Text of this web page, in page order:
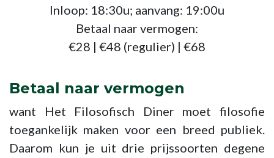
Inloop: 18:30u; aanvang: 19:00u
Betaal naar vermogen:
€28 | €48 (regulier) | €68
Betaal naar vermogen
want Het Filosofisch Diner moet filosofie
toegankelijk maken voor een breed publiek.
Daarom kun je uit drie prijssoorten degene